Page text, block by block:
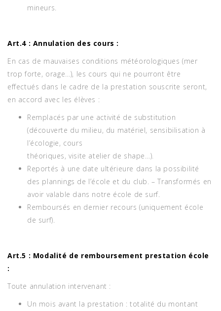
mineurs.
Art.4 : Annulation des cours :
En cas de mauvaises conditions météorologiques (mer
trop forte, orage…), les cours qui ne pourront être
effectués dans le cadre de la prestation souscrite seront,
en accord avec les élèves :
Remplacés par une activité de substitution
(découverte du milieu, du matériel, sensibilisation à
l’écologie, cours
théoriques, visite atelier de shape…).
Reportés à une date ultérieure dans la possibilité
des plannings de l’école et du club. – Transformés en
avoir valable dans notre école de surf.
Remboursés en dernier recours (uniquement école
de surf).
Art.5 : Modalité de remboursement prestation école
:
Toute annulation intervenant :
Un mois avant la prestation : totalité du montant